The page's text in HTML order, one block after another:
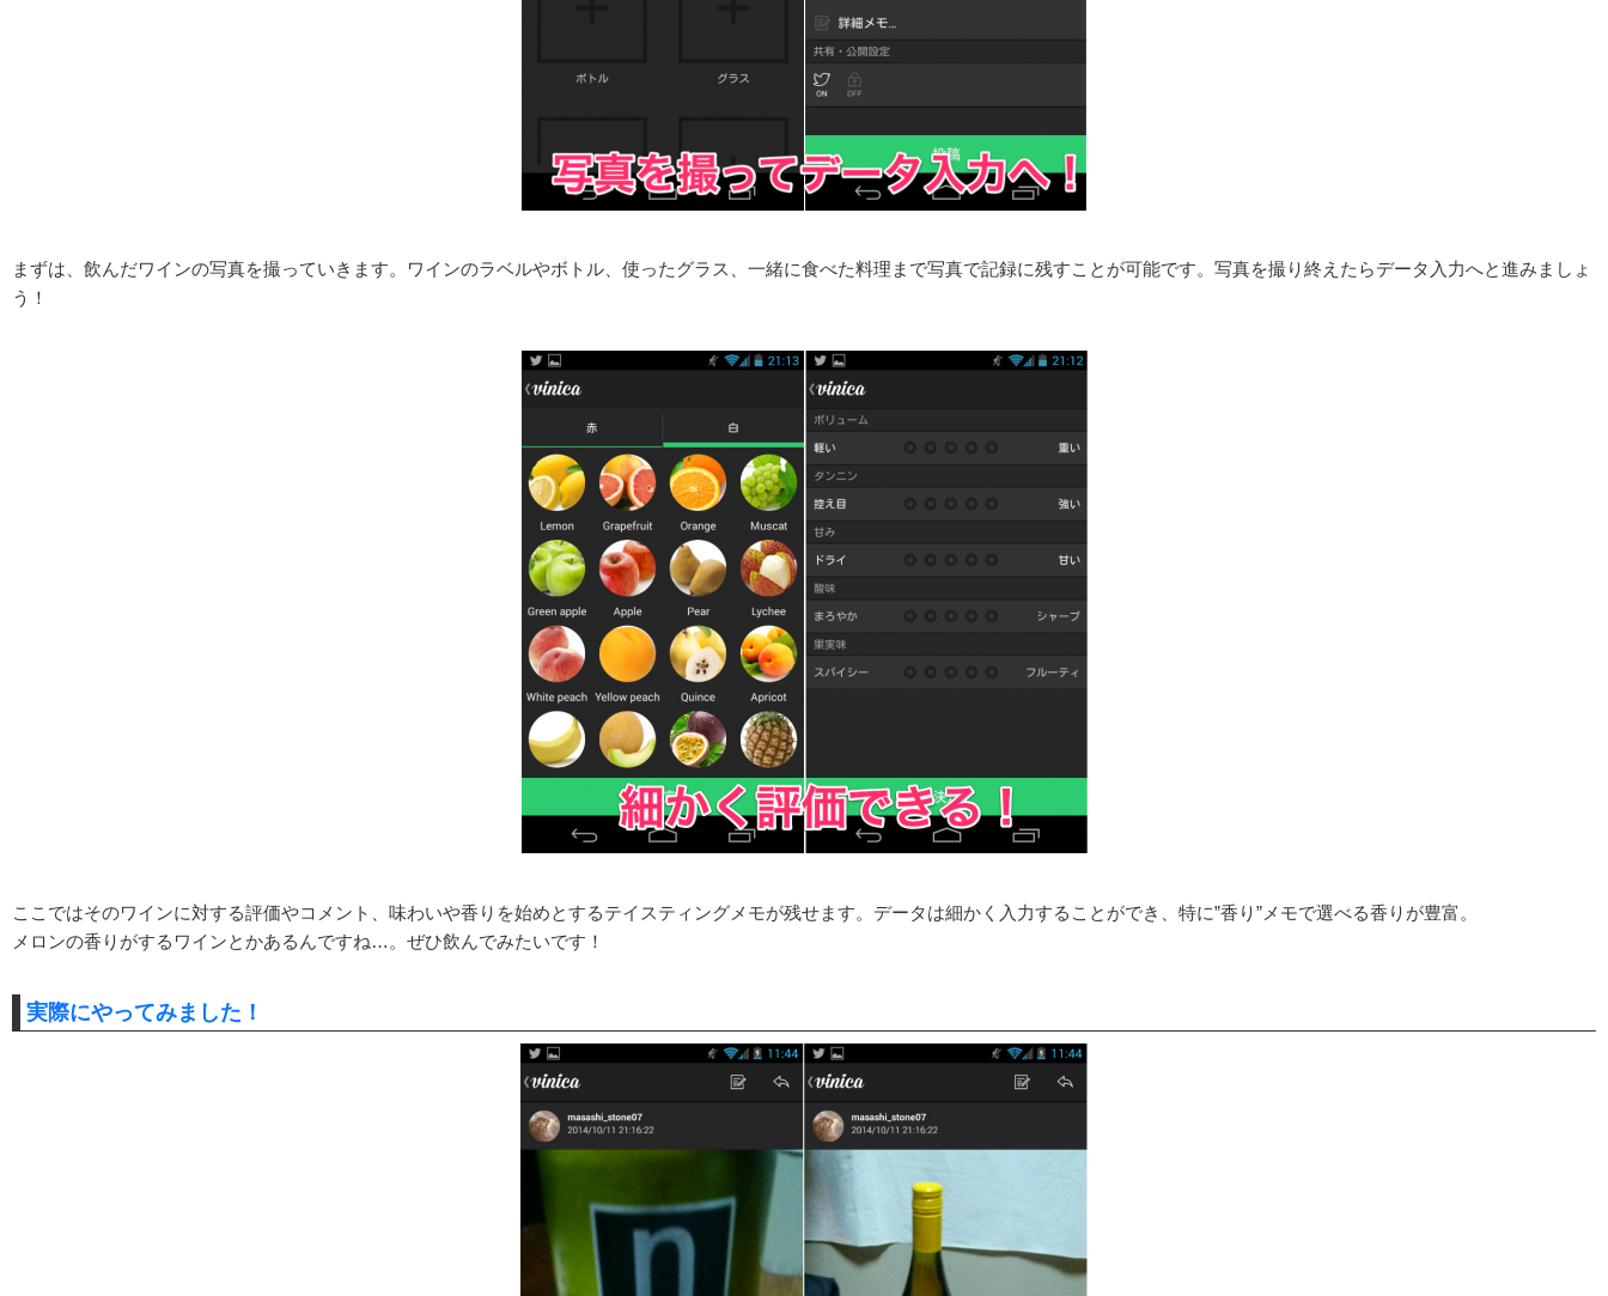
まずは、飲んだワインの写真を撮っていきます。ワインのラベルやボトル、使ったグラス、一緒に食べた料理まで写真で記録に残すことが可能です。写真を撮り終えたらデータ入力へと進みましょ
う！
ここではそのワインに対する評価やコメント、味わいや香りを始めとするテイスティングメモが残せます。データは細かく入力することができ、特に”香り”メモで選べる香りが豊富。
メロンの香りがするワインとかあるんですね…。ぜひ飲んでみたいです！
実際にやってみました！